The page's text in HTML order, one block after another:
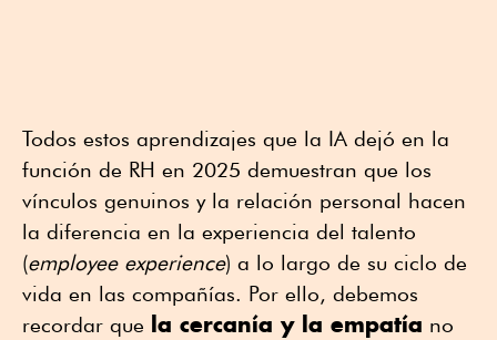
Todos estos aprendizajes que la IA dejó en la
función de RH en 2025 demuestran que los
vínculos genuinos y la relación personal hacen
la diferencia en la experiencia del talento
(employee experience) a lo largo de su ciclo de
vida en las compañías. Por ello, debemos
recordar que la cercanía y la empatía no